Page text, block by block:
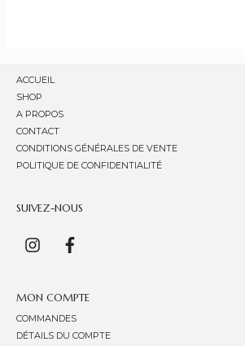
ACCUEIL
SHOP
A PROPOS
CONTACT
CONDITIONS GÉNÉRALES DE VENTE
POLITIQUE DE CONFIDENTIALITÉ
SUIVEZ-NOUS
MON COMPTE
COMMANDES
DÉTAILS DU COMPTE